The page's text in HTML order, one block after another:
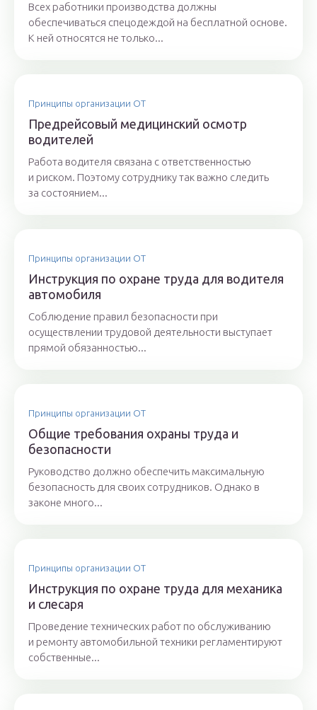
Всех работники производства должны
обеспечиваться спецодеждой на бесплатной основе.
К ней относятся не только...
Принципы организации ОТ
Предрейсовый медицинский осмотр
водителей
Работа водителя связана с ответственностью
и риском. Поэтому сотруднику так важно следить
за состоянием...
Принципы организации ОТ
Инструкция по охране труда для водителя
автомобиля
Соблюдение правил безопасности при
осуществлении трудовой деятельности выступает
прямой обязанностью...
Принципы организации ОТ
Общие требования охраны труда и
безопасности
Руководство должно обеспечить максимальную
безопасность для своих сотрудников. Однако в
законе много...
Принципы организации ОТ
Инструкция по охране труда для механика
и слесаря
Проведение технических работ по обслуживанию
и ремонту автомобильной техники регламентируют
собственные...